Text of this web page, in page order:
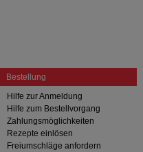
Bestellung
Hilfe zur Anmeldung
Hilfe zum Bestellvorgang
Zahlungsmöglichkeiten
Rezepte einlösen
Freiumschläge anfordern